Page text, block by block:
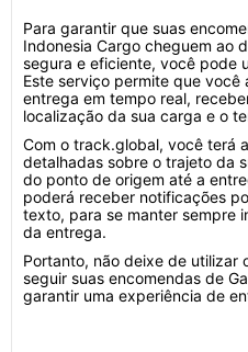
Para garantir que suas
Indonesia Cargo cheguem ao
segura e eficiente, você pode
Este serviço permite que você
entrega em tempo real,
localização da sua carga e o
Com o track.global, você terá
detalhadas sobre o trajeto da
do ponto de origem até a
poderá receber notificações
texto, para se manter sempre
da entrega.
Portanto, não deixe de utilizar
seguir suas encomendas de
garantir uma experiência de